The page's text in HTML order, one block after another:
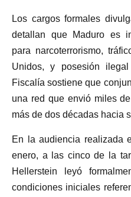
Los cargos formales
detallan que Maduro es
para narcoterrorismo,
Unidos, y posesión
Fiscalía sostiene que
una red que envió miles
más de dos décadas hacia
En la audiencia realizada
enero, a las cinco de la
Hellerstein leyó
condiciones iniciales